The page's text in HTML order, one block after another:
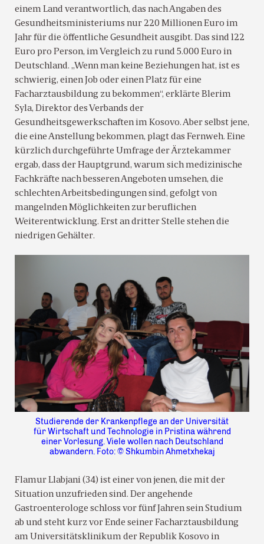
einem Land verantwortlich, das nach Angaben des
Gesundheitsministeriums nur 220 Millionen Euro im
Jahr für die öffentliche Gesundheit ausgibt. Das sind 122
Euro pro Person, im Vergleich zu rund 5.000 Euro in
Deutschland. „Wenn man keine Beziehungen hat, ist es
schwierig, einen Job oder einen Platz für eine
Facharztausbildung zu bekommen“, erklärte Blerim
Syla, Direktor des Verbands der
Gesundheitsgewerkschaften im Kosovo. Aber selbst jene,
die eine Anstellung bekommen, plagt das Fernweh. Eine
kürzlich durchgeführte Umfrage der Ärztekammer
ergab, dass der Hauptgrund, warum sich medizinische
Fachkräfte nach besseren Angeboten umsehen, die
schlechten Arbeitsbedingungen sind, gefolgt von
mangelnden Möglichkeiten zur beruflichen
Weiterentwicklung. Erst an dritter Stelle stehen die
niedrigen Gehälter.
Studierende der Krankenpflege an der Universität
für Wirtschaft und Technologie in Pristina während
einer Vorlesung. Viele wollen nach Deutschland
abwandern. Foto: © Shkumbin Ahmetxhekaj
Flamur Llabjani (34) ist einer von jenen, die mit der
Situation unzufrieden sind. Der angehende
Gastroenterologe schloss vor fünf Jahren sein Studium
ab und steht kurz vor Ende seiner Facharztausbildung
am Universitätsklinikum der Republik Kosovo in